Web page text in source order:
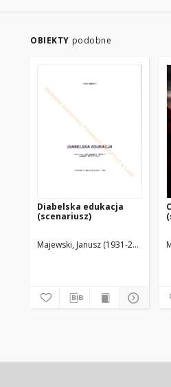
OBIEKTY podobne
Diabelska edukacja
(scenariusz)
Majewski, Janusz (1931-2024)